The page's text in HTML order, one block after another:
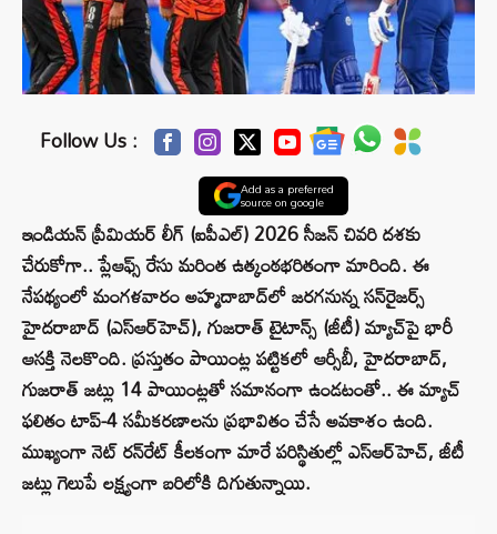
Follow Us :
Add as a preferred
source on google
ఇండియన్ ప్రీమియర్ లీగ్‌ (ఐపీఎల్) 2026 సీజన్‌ చివరి దశకు
చేరుకోగా.. ప్లేఆఫ్స్ రేసు మరింత ఉత్కంఠభరితంగా మారింది. ఈ
నేపథ్యంలో మంగళవారం అహ్మదాబాద్‌లో జరగనున్న సన్‌రైజర్స్
హైదరాబాద్‌ (ఎస్‌ఆర్‌హెచ్‌), గుజరాత్ టైటాన్స్‌ (జీటీ) మ్యాచ్‌పై భారీ
ఆసక్తి నెలకొంది. ప్రస్తుతం పాయింట్ల పట్టికలో ఆర్సీబీ, హైదరాబాద్‌,
గుజరాత్ జట్లు 14 పాయింట్లతో సమానంగా ఉండటంతో.. ఈ మ్యాచ్
ఫలితం టాప్-4 సమీకరణాలను ప్రభావితం చేసే అవకాశం ఉంది.
ముఖ్యంగా నెట్ రన్‌రేట్ కీలకంగా మారే పరిస్థితుల్లో ఎస్‌ఆర్‌హెచ్‌, జీటీ
జట్లు గెలుపే లక్ష్యంగా బరిలోకి దిగుతున్నాయి.